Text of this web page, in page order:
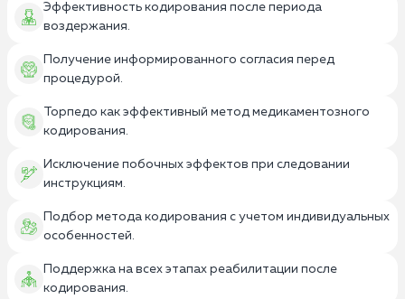
Эффективность кодирования после периода
воздержания.
Получение информированного согласия перед
процедурой.
Торпедо как эффективный метод медикаментозного
кодирования.
Исключение побочных эффектов при следовании
инструкциям.
Подбор метода кодирования с учетом индивидуальных
особенностей.
Поддержка на всех этапах реабилитации после
кодирования.